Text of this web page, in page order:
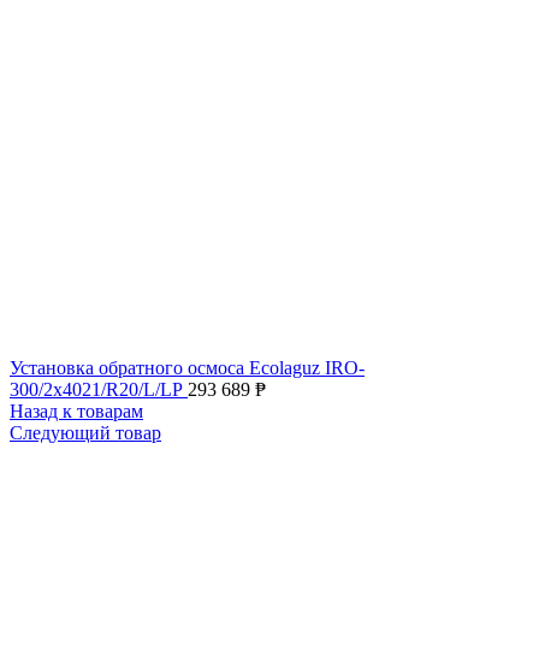
Установка обратного осмоса Ecolaguz IRO-
300/2x4021/R20/L/LP 293 689 ₱
Назад к товарам
Следующий товар